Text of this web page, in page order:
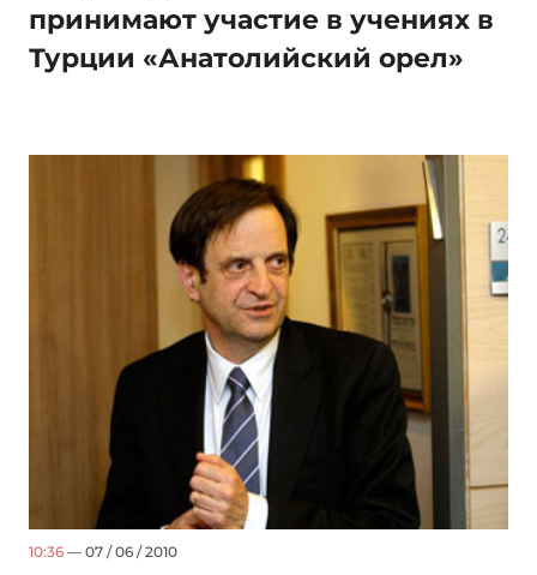
принимают участие в учениях в
Турции «Анатолийский орел»
10:36 — 07 / 06 / 2010